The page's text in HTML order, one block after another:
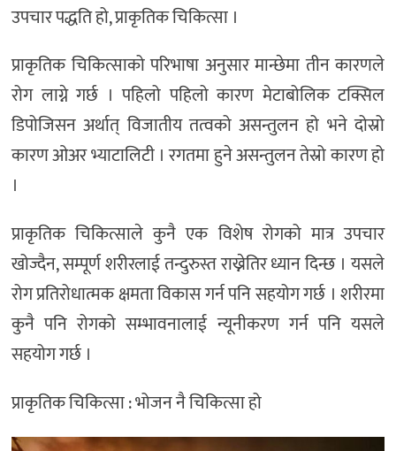
उपचार पद्धति हो, प्राकृतिक चिकित्सा ।
प्राकृतिक चिकित्साको परिभाषा अनुसार मान्छेमा तीन कारणले
रोग लाग्ने गर्छ । पहिलो पहिलो कारण मेटाबोलिक टक्सिल
डिपोजिसन अर्थात् विजातीय तत्वको असन्तुलन हो भने दोस्रो
कारण ओअर भ्याटालिटी । रगतमा हुने असन्तुलन तेस्रो कारण हो
।
प्राकृतिक चिकित्साले कुनै एक विशेष रोगको मात्र उपचार
खोज्दैन, सम्पूर्ण शरीरलाई तन्दुरुस्त राख्नेतिर ध्यान दिन्छ । यसले
रोग प्रतिरोधात्मक क्षमता विकास गर्न पनि सहयोग गर्छ । शरीरमा
कुनै पनि रोगको सम्भावनालाई न्यूनीकरण गर्न पनि यसले
सहयोग गर्छ ।
प्राकृतिक चिकित्सा : भोजन नै चिकित्सा हो